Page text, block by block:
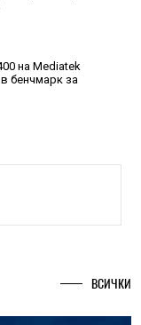
на Mediatek
бенчмарк за
ВСИЧКИ